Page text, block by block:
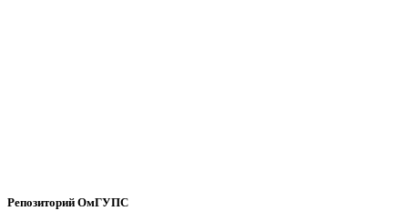
Репозиторий ОмГУПС